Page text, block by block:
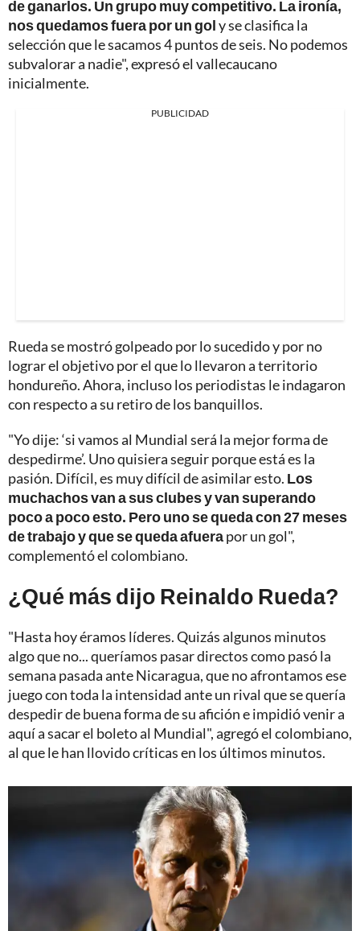
de ganarlos. Un grupo muy competitivo. La ironía,
nos quedamos fuera por un goly se clasifica la
selección que le sacamos 4 puntos de seis. No podemos
subvalorar a nadie", expresó el vallecaucano
inicialmente.
PUBLICIDAD
Rueda se mostró golpeado por lo sucedido y por no
lograr el objetivo por el que lo llevaron a territorio
hondureño. Ahora, incluso los periodistas le indagaron
con respecto a su retiro de los banquillos.
"Yo dije: ‘si vamos al Mundial será la mejor forma de
despedirme’. Uno quisiera seguir porque está es la
pasión. Difícil, es muy difícil de asimilar esto. Los
muchachos van a sus clubes y van superando
poco a poco esto. Pero uno se queda con 27 meses
de trabajo y que se queda afuerapor un gol",
complementó el colombiano.
¿Qué más dijo Reinaldo Rueda?
"Hasta hoy éramos líderes. Quizás algunos minutos
algo que no... queríamos pasar directos como pasó la
semana pasada ante Nicaragua, que no afrontamos ese
juego con toda la intensidad ante un rival que se quería
despedir de buena forma de su afición e impidió venir a
aquí a sacar el boleto al Mundial", agregó el colombiano,
al que le han llovido críticas en los últimos minutos.